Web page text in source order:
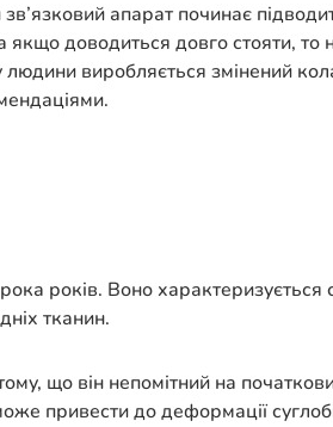
апарат починає
доводиться довго стояти, то
виробляється змінений
років. Воно характеризується
тканин.
що він непомітний на
привести до деформації